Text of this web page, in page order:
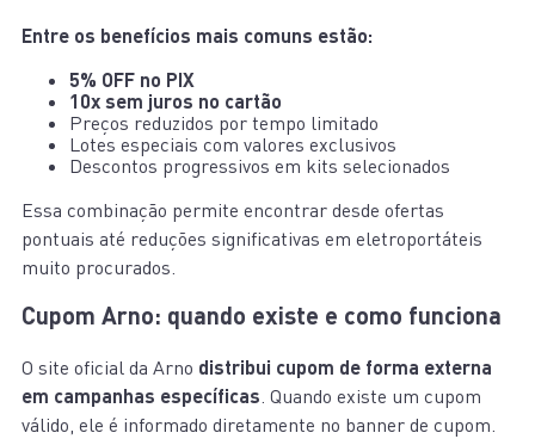
Entre os benefícios mais comuns estão:
5% OFF no PIX
10x sem juros no cartão
Preços reduzidos por tempo limitado
Lotes especiais com valores exclusivos
Descontos progressivos em kits selecionados
Essa combinação permite encontrar desde ofertas
pontuais até reduções significativas em eletroportáteis
muito procurados.
Cupom Arno: quando existe e como funciona
O site oficial da Arno distribui cupom de forma externa
em campanhas específicas. Quando existe um cupom
válido, ele é informado diretamente no banner de cupom.